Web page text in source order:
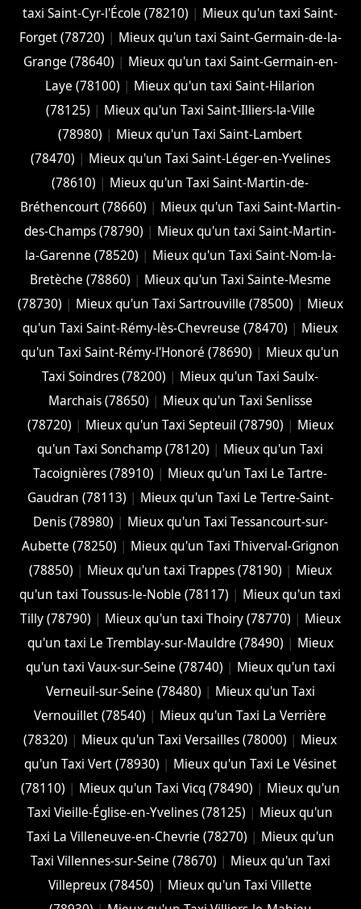
taxi Saint-Cyr-l'École (78210) | Mieux qu'un taxi Saint-
Forget (78720) | Mieux qu'un taxi Saint-Germain-de-la-
Grange (78640) | Mieux qu'un taxi Saint-Germain-en-
Laye (78100) | Mieux qu'un taxi Saint-Hilarion
(78125) | Mieux qu'un Taxi Saint-Illiers-la-Ville
(78980) | Mieux qu'un Taxi Saint-Lambert
(78470) | Mieux qu'un Taxi Saint-Léger-en-Yvelines
(78610) | Mieux qu'un Taxi Saint-Martin-de-
Bréthencourt (78660) | Mieux qu'un Taxi Saint-Martin-
des-Champs (78790) | Mieux qu'un taxi Saint-Martin-
la-Garenne (78520) | Mieux qu'un Taxi Saint-Nom-la-
Bretèche (78860) | Mieux qu'un Taxi Sainte-Mesme
(78730) | Mieux qu'un Taxi Sartrouville (78500) | Mieux
qu'un Taxi Saint-Rémy-lès-Chevreuse (78470) | Mieux
qu'un Taxi Saint-Rémy-l'Honoré (78690) | Mieux qu'un
Taxi Soindres (78200) | Mieux qu'un Taxi Saulx-
Marchais (78650) | Mieux qu'un Taxi Senlisse
(78720) | Mieux qu'un Taxi Septeuil (78790) | Mieux
qu'un Taxi Sonchamp (78120) | Mieux qu'un Taxi
Tacoignières (78910) | Mieux qu'un Taxi Le Tartre-
Gaudran (78113) | Mieux qu'un Taxi Le Tertre-Saint-
Denis (78980) | Mieux qu'un Taxi Tessancourt-sur-
Aubette (78250) | Mieux qu'un Taxi Thiverval-Grignon
(78850) | Mieux qu'un taxi Trappes (78190) | Mieux
qu'un taxi Toussus-le-Noble (78117) | Mieux qu'un taxi
Tilly (78790) | Mieux qu'un taxi Thoiry (78770) | Mieux
qu'un taxi Le Tremblay-sur-Mauldre (78490) | Mieux
qu'un taxi Vaux-sur-Seine (78740) | Mieux qu'un taxi
Verneuil-sur-Seine (78480) | Mieux qu'un Taxi
Vernouillet (78540) | Mieux qu'un Taxi La Verrière
(78320) | Mieux qu'un Taxi Versailles (78000) | Mieux
qu'un Taxi Vert (78930) | Mieux qu'un Taxi Le Vésinet
(78110) | Mieux qu'un Taxi Vicq (78490) | Mieux qu'un
Taxi Vieille-Église-en-Yvelines (78125) | Mieux qu'un
Taxi La Villeneuve-en-Chevrie (78270) | Mieux qu'un
Taxi Villennes-sur-Seine (78670) | Mieux qu'un Taxi
Villepreux (78450) | Mieux qu'un Taxi Villette